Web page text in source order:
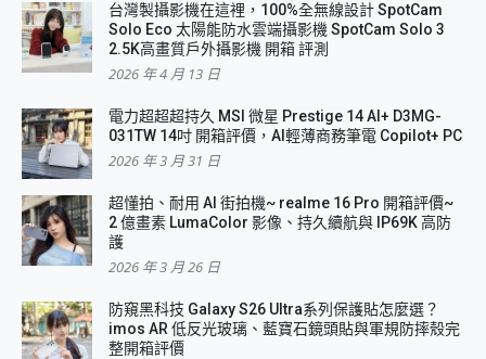
台灣製攝影機在這裡，100%全無線設計 SpotCam
Solo Eco 太陽能防水雲端攝影機 SpotCam Solo 3
2.5K高畫質戶外攝影機 開箱 評測
2026 年 4 月 13 日
電力超超超持久 MSI 微星 Prestige 14 AI+ D3MG-
031TW 14吋 開箱評價，AI輕薄商務筆電 Copilot+ PC
2026 年 3 月 31 日
超懂拍、耐用 AI 街拍機~ realme 16 Pro 開箱評價~
2 億畫素 LumaColor 影像、持久續航與 IP69K 高防
護
2026 年 3 月 26 日
防窺黑科技 Galaxy S26 Ultra系列保護貼怎麼選？
imos AR 低反光玻璃、藍寶石鏡頭貼與軍規防摔殼完
整開箱評價